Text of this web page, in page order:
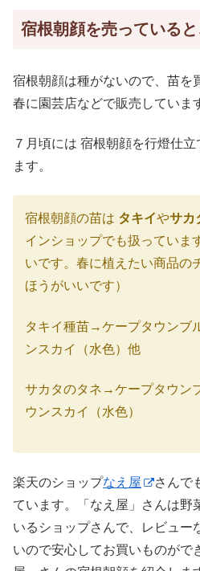
宿根朝顔を売っていると
宿根朝顔は種がないので、苗を
春に園芸店などで販売していま
７月頃には 宿根朝顔を行燈仕
ます。
宿根朝顔の苗は タキイやサカ
インショップでも扱っていま
いです。春に植えたい商品の
ほうがいいです）
タキイ種苗→ケープタウンブ
ンスカイ（水色）他
サカタのタネ→ケープタウン
ウンスカイ（水色）
楽天のショップなえ屋
さんで
ています。「なえ屋」さんは野
いるショップさんで、レビュー
いので安心してお買いものがで